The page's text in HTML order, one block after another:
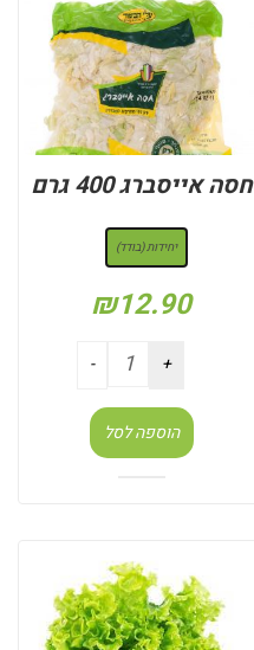
חסה אייסברג 400 גרם
יחידות (בודד)
₪12.90
הוספה לסל